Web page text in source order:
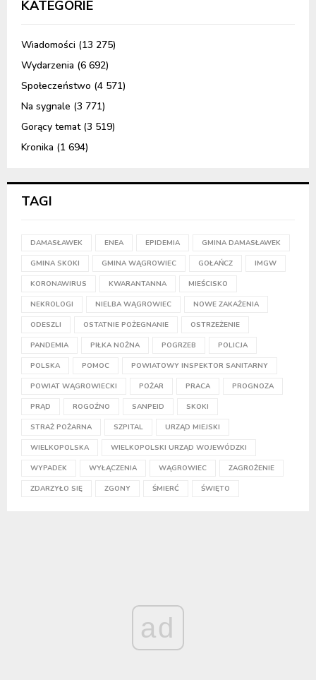
KATEGORIE
Wiadomości (13 275)
Wydarzenia (6 692)
Społeczeństwo (4 571)
Na sygnale (3 771)
Gorący temat(3 519)
Kronika (1 694)
TAGI
DAMASŁAWEK ENEA EPIDEMIA GMINA DAMASŁAWEK
GMINA SKOKI GMINA WĄGROWIEC GOŁAŃCZ IMGW
KORONAWIRUS KWARANTANNA MIEŚCISKO
NEKROLOGI NIELBA WĄGROWIEC NOWE ZAKAŻENIA
ODESZLI OSTATNIE POŻEGNANIE OSTRZEŻENIE
PANDEMIA PIŁKA NOŻNA POGRZEB POLICJA
POLSKA POMOC POWIATOWY INSPEKTOR SANITARNY
POWIAT WĄGROWIECKI POŻAR PRACA PROGNOZA
PRĄD ROGOŹNO SANPEID SKOKI
STRAŻ POŻARNA SZPITAL URZĄD MIEJSKI
WIELKOPOLSKA WIELKOPOLSKI URZĄD WOJEWÓDZKI
WYPADEK WYŁĄCZENIA WĄGROWIEC ZAGROŻENIE
ZDARZYŁO SIĘ ZGONY ŚMIERĆ ŚWIĘTO
ad